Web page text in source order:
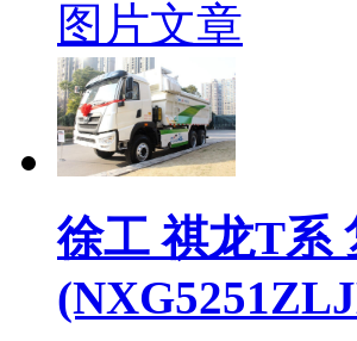
图片文章
徐工 祺龙T系